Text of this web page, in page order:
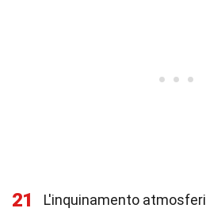
21
L'inquinamento